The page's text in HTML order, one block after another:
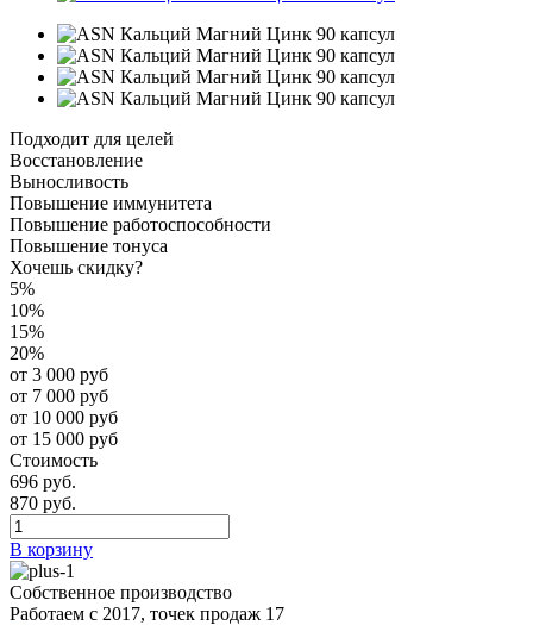
Подходит для целей
Восстановление
Выносливость
Повышение иммунитета
Повышение работоспособности
Повышение тонуса
Хочешь скидку?
5%
10%
15%
20%
от 3 000 руб
от 7 000 руб
от 10 000 руб
от 15 000 руб
Стоимость
696 руб.
870 руб.
В корзину
Собственное производство
Работаем с 2017, точек продаж 17